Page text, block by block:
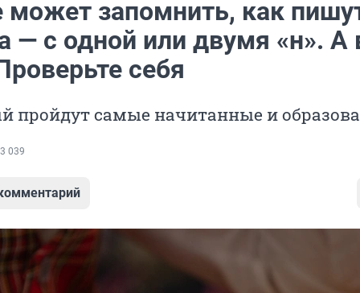
может запомнить, как
— с одной или двумя «н». А
себя
пройдут самые начитанные и
3 039